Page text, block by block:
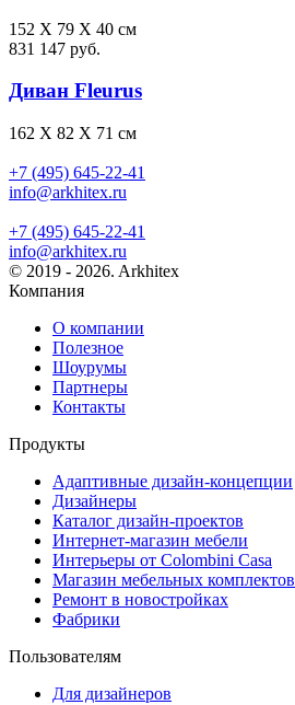
152 X 79 X 40 см
831 147 руб.
Диван Fleurus
162 X 82 X 71 см
+7 (495) 645-22-41
info@arkhitex.ru
+7 (495) 645-22-41
info@arkhitex.ru
© 2019 - 2026. Arkhitex
Компания
О компании
Полезное
Шоурумы
Партнеры
Контакты
Продукты
Адаптивные дизайн-концепции
Дизайнеры
Каталог дизайн-проектов
Интернет-магазин мебели
Интерьеры от Colombini Casa
Магазин мебельных комплектов
Ремонт в новостройках
Фабрики
Пользователям
Для дизайнеров